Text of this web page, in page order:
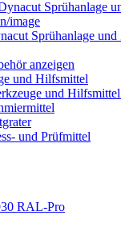
Sprühanlage und
anzeigen
und Hilfsmittel
und Hilfsmittel
und Prüfmittel